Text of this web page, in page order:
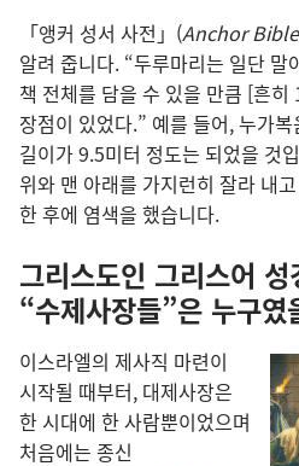
「앵커 성서 사전」(Anchor
알려 줍니다. “두루마리는 일단 말
책 전체를 담을 수 있을 만큼 [흔
장점이 있었다.” 예를 들어, 누가
길이가 9.5미터 정도는 되었을 것
위와 맨 아래를 가지런히 잘라 내
한 후에 염색을 했습니다.
그리스도인 그리스어
“수제사장들”은 누구였
이스라엘의 제사직 마련이
시작될 때부터, 대제사장은
한 시대에 한 사람뿐이었으며
처음에는 종신